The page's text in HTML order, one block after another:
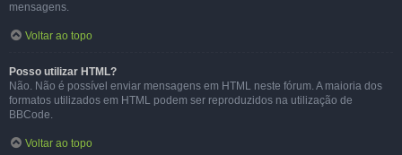
mensagens.
Voltar ao topo
Posso utilizar HTML?
Não. Não é possível enviar mensagens em HTML neste fórum. A maioria dos
formatos utilizados em HTML podem ser reproduzidos na utilização de
BBCode.
Voltar ao topo